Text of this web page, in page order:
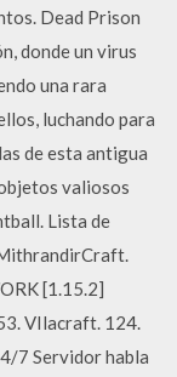
Dead Prison
donde un virus
una rara
luchando para
de esta antigua
valiosos
Lista de
[1.15.2]
VIlacraft. 124.
7 Servidor habla